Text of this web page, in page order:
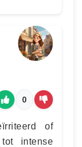
0
of
intense